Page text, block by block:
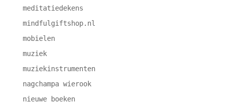
meditatiedekens
mindfulgiftshop.nl
mobielen
muziek
muziekinstrumenten
nagchampa wierook
nieuwe boeken